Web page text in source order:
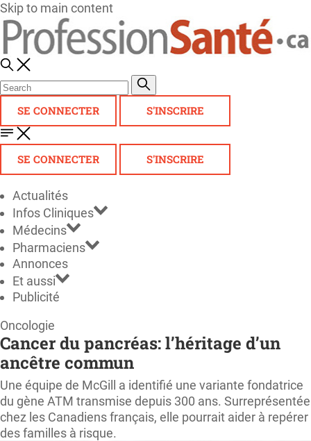
Skip to main content
SE CONNECTER S'INSCRIRE
SE CONNECTER S'INSCRIRE
Actualités
Infos Cliniques
Médecins
Pharmaciens
Annonces
Et aussi
Publicité
Page
d'accueil
ProfessionSanté.ca
Oncologie
Cancer du pancréas: l’héritage d’un
ancêtre commun
Une équipe de McGill a identifié une variante fondatrice
du gène ATM transmise depuis 300 ans. Surreprésentée
chez les Canadiens français, elle pourrait aider à repérer
des familles à risque.